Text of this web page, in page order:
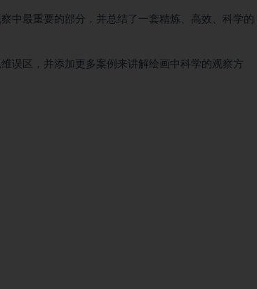
中最重要的部分，并总结了一套精炼、高效、科学的
误区，并添加更多案例来讲解绘画中科学的观察方